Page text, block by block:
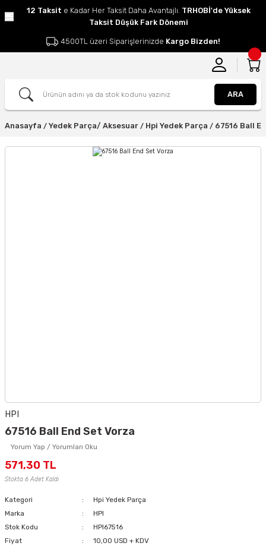
12 Taksit e Kadar Her Taksit Daha Avantajlı. TRHOBİ'de Yüksek
Taksit Düşük Fark Dönemi
4500TL üzeri Siparişlerinizde Kargo Bizden!
ARA
Anasayfa Yedek Parça/ Aksesuar Hpi Yedek Parça 67516 Ball
HPI
67516 Ball End Set Vorza
Yorum Yap / Yorumları Oku
571,30 TL
Stokta 6 Adet Kaldı
Kategori
Hpi Yedek Parça
Marka
HPI
Stok Kodu
HPI67516
Fiyat
10,00 USD + KDV